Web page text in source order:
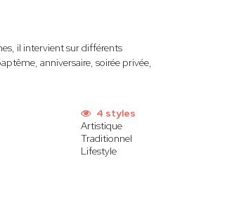
il intervient sur différents
anniversaire, soirée privée,
4 styles
Artistique
Traditionnel
Lifestyle